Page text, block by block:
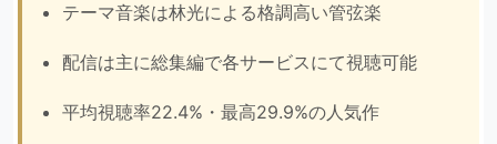
テーマ音楽は林光による格調高い管弦楽
配信は主に総集編で各サービスにて視聴可能
平均視聴率22.4%・最高29.9%の人気作